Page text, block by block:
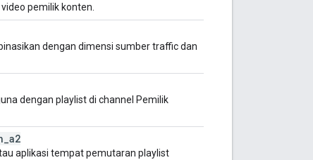
pemilik konten.
dengan dimensi sumber traffic dan
dengan playlist di channel Pemilik
a2
aplikasi tempat pemutaran playlist